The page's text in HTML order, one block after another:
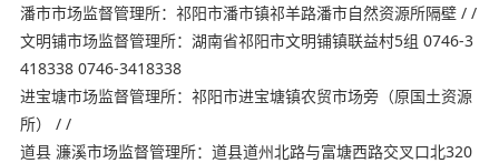
潘市市场监督管理所：祁阳市潘市镇祁羊路潘市自然资源所隔壁 / /
文明铺市场监督管理所：湖南省祁阳市文明铺镇联益村5组 0746-3
418338 0746-3418338
进宝塘市场监督管理所：祁阳市进宝塘镇农贸市场旁（原国土资源
所） / /
道县 濂溪市场监督管理所：道县道州北路与富塘西路交叉口北320